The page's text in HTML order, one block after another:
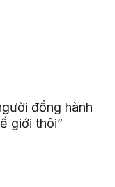
đồng hành
giới thôi”